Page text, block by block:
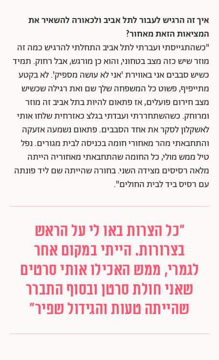
איך זה הרגיש לעבור לתל אביב ולכאורה להשאיר את
המציאות הזאת מאחור?
"כשהתגייסתי ועברתי לתל אביב התחלתי להרגיש כמה זה
מוזר שיש כזה מצב בטחוני, והוא כן מורגש, אבל רחוק. תמיד
כשיש סבבים אני באווירת 'אני לא עושה מספיק'. לא בקטע
מתייפיף, פשוט כל המשפחה שלך שם ואת רגילה שכשיש
מצב חירום פועלים, אז פתאום להיות בתל אביב זה מוזר
ומרוחק. כשהשתחררתי ועבדתי בגלצ כאזרחית שלחו אותי
לאשקלון לסקר את אחד הסבבים. פתאום נשמעה אזעקה
והתחבאתי מהר מאחורי חומה בכניסה לבית מגורים. נפל
טיל ממש מולי, כל החומה שהתחבאתי מאחוריה הייתה
מלאה רסיסים מצידה השני. בחורה שהייתה שם ליד פונתה
עם רסיס ביד לבית החולים".
"כל הצרות באו לי על הראש
בצרורות. הייתי במקום אחר
לגמרי, ממש האכילו אותי סרטים
שאני חולת סרטן ובסוף התברר
שהייתה טעות והגידול שפיר"